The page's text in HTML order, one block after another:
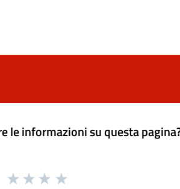
le informazioni su questa